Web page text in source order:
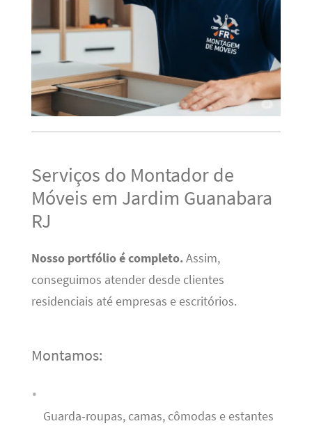
Serviços do Montador de
Móveis em Jardim Guanabara
RJ
Nosso portfólio é completo.Assim,
conseguimos atender desde clientes
residenciais até empresas e escritórios.
Montamos:
Guarda-roupas, camas, cômodas e estantes